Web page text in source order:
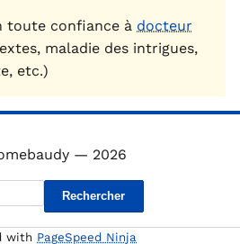
toute confiance à docteur
maladie des intrigues,
etc.)
— 2026
with PageSpeed Ninja